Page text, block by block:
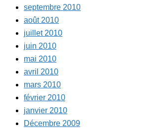
septembre 2010
août 2010
juillet 2010
juin 2010
mai 2010
avril 2010
mars 2010
février 2010
janvier 2010
Décembre 2009